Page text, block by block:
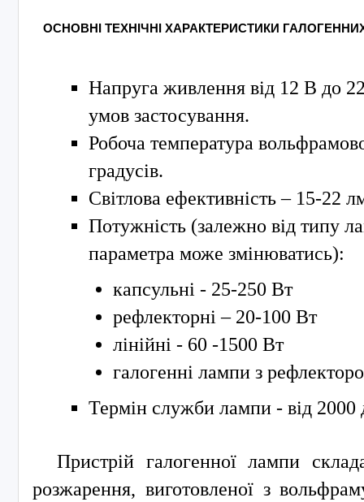
ОСНОВНІ ТЕХНІЧНІ ХАРАКТЕРИСТИКИ
Напруга живлення від 12 В до
умов застосування.
Робоча температура
градусів.
Світлова ефективність – 15-22
Потужність (залежно від типу
параметра може змінюватись):
капсульні - 25-250 Вт
рефлекторні – 20-100 Вт
лінійні - 60 -1500 Вт
галогенні лампи з
Термін служби лампи - від 2000
Пристрій галогенної лампи
розжарення, виготовленої з